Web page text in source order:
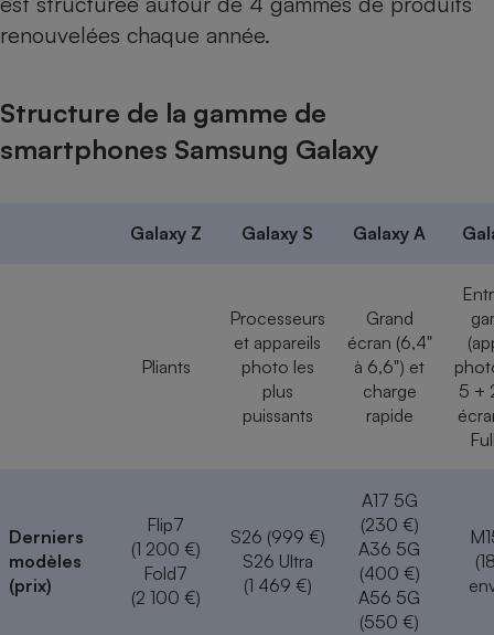
renouvelées chaque année.
Structure de la gamme de
smartphones Samsung Galaxy
Galaxy Z Galaxy S Galaxy A
Pliants
Processeurs
et appareils
photo les
plus
puissants
Grand
écran (6,4"
à 6,6") et
charge
rapide
5 +
Derniers
modèles
(prix)
Flip7
(1 200 €)
Fold7
(2 100 €)
S26 (999 €)
S26 Ultra
(1 469 €)
A17 5G
(230 €)
A36 5G
(400 €)
A56 5G
(550 €)